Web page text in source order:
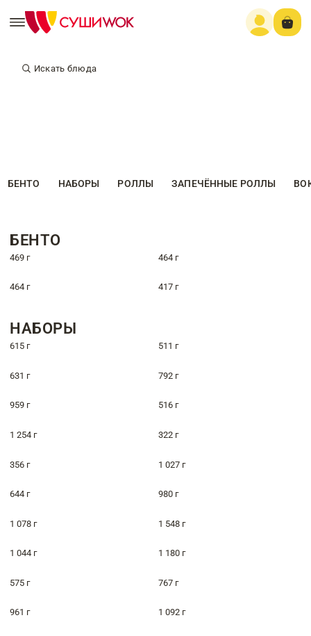
Искать блюда
БЕНТО НАБОРЫ РОЛЛЫ ЗАПЕЧЁННЫЕ РОЛЛЫ
БЕНТО
469 г 464 г
464 г 417 г
НАБОРЫ
615 г 511 г
631 г 792 г
959 г 516 г
1 254 г 322 г
356 г 1 027 г
644 г 980 г
1 078 г 1 548 г
1 044 г 1 180 г
575 г 767 г
961 г 1 092 г